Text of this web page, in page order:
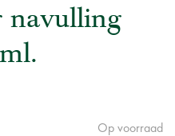
navulling
Op voorraad